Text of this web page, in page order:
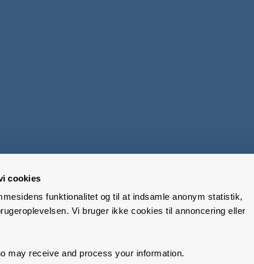
cookies
funktionalitet og til at indsamle anonym statistik,
Vi bruger ikke cookies til annoncering eller
may receive and process your information.